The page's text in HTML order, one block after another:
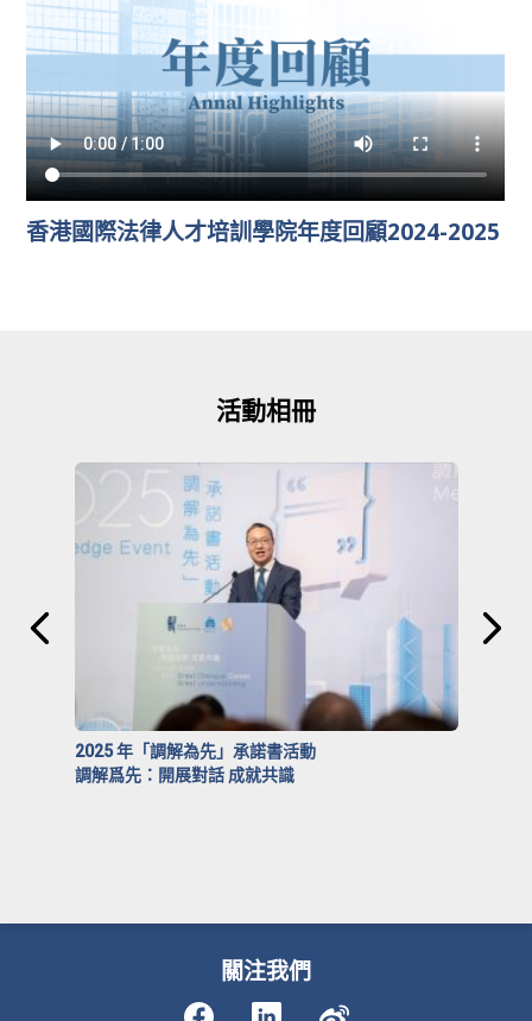
香港國際法律人才培訓學院年度回顧2024-2025
活動相冊
2025 年「調解為先」承諾書活動
調解爲先：開展對話 成就共識
關注我們